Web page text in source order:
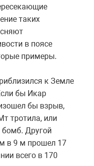
таких
в поясе
примеры.
к Земле
бы Икар
бы взрыв,
тротила, или
Другой
в 9 м прошел 17
всего в 170